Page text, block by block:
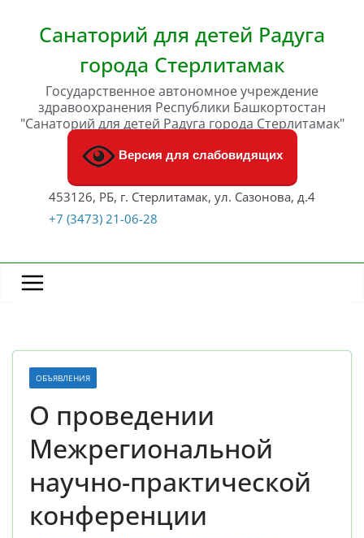
содержимомуСанаторий для детей Радуга
города Стерлитамак
Государственное автономное учреждение
здравоохранения Республики Башкортостан
"Санаторий для детей Радуга города Стерлитамак"
Версия для слабовидящих
453126, РБ, г. Стерлитамак, ул. Сазонова, д.4
+7 (3473) 21-06-28
ОБЪЯВЛЕНИЯ
О проведении
Межрегиональной
научно-практической
конференции